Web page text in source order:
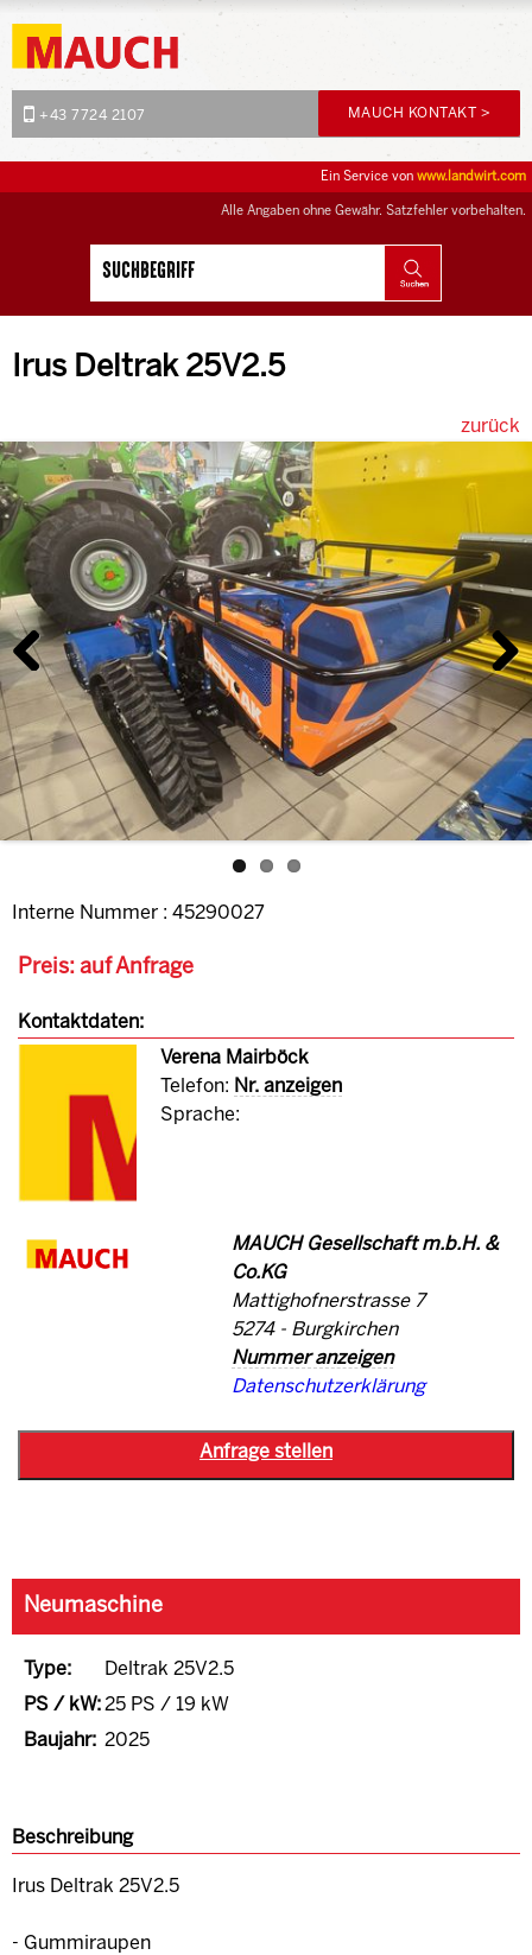
+43 7724 2107 MAUCH KONTAKT >
Alle Angaben ohne Gewähr. Satzfehler vorbehalten.
Ein Service von www.landwirt.com
Irus Deltrak 25V2.5
zurück
Previous Next
Interne Nummer : 45290027
Preis: auf Anfrage
Kontaktdaten:
Verena Mairböck
Telefon: Nr. anzeigen
Sprache:
MAUCH Gesellschaft m.b.H. &
Co.KG
Mattighofnerstrasse 7
5274 - Burgkirchen
Nummer anzeigen
Datenschutzerklärung
Neumaschine
Type:
Deltrak 25V2.5
PS / kW: 25 PS / 19 kW
Baujahr: 2025
Beschreibung
Irus Deltrak 25V2.5
- Gummiraupen